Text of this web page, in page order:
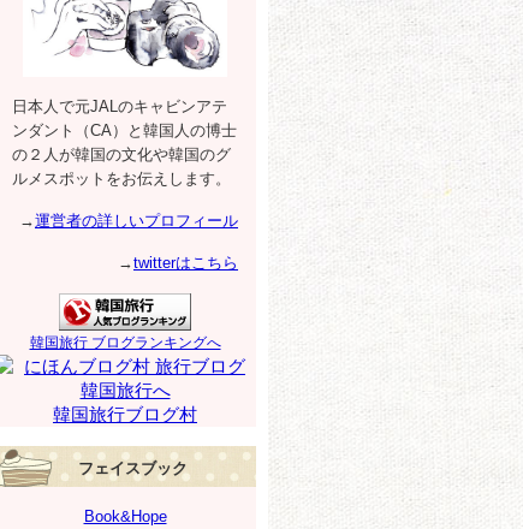
日本人で元JALのキャビンアテ
ンダント（CA）と韓国人の博士
の２人が韓国の文化や韓国のグ
ルメスポットをお伝えします。
→運営者の詳しいプロフィール
→twitterはこちら
韓国旅行 ブログランキングへ
韓国旅行ブログ村
フェイスブック
Book&Hope